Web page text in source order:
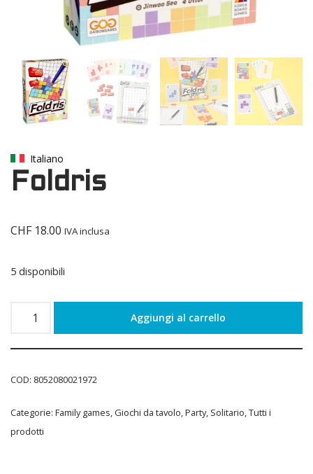
Italiano
Foldris
CHF18.00 IVA inclusa
5 disponibili
Aggiungi al carrello
COD: 8052080021972
Categorie: Family games,Giochi da tavolo,Party, Solitario,Tutti i
prodotti